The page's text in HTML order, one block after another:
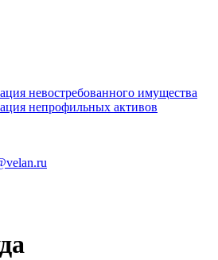
невостребованного имущества
непрофильных активов